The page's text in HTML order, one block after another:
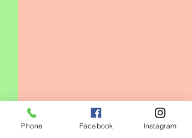
Phone Facebook Instagram